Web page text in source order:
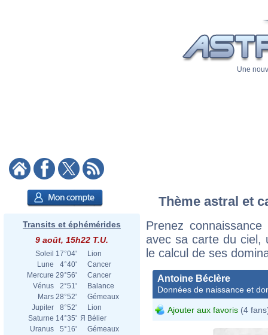
Une
Transits et éphémérides
9 août, 15h22 T.U.
Soleil 17°04'
Lion
Lune
4°40'
Cancer
Mercure 29°56'
Cancer
Vénus
2°51'
Balance
Mars 28°52'
Gémeaux
Jupiter
8°52'
Lion
Saturne 14°35' Я Bélier
Uranus
5°16'
Gémeaux
Thème astral et
Prenez
avec sa carte du ciel,
le calcul de ses
Antoine Béclère
Données de naissance et
Ajouter aux favoris (4